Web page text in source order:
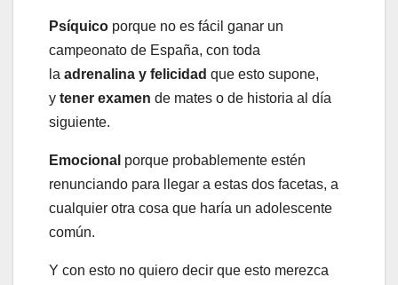
Psíquico porque no es fácil ganar un
campeonato de España, con toda
la adrenalina y felicidad que esto supone,
y tener examen de mates o de historia al día
siguiente.
Emocional porque probablemente estén
renunciando para llegar a estas dos facetas, a
cualquier otra cosa que haría un adolescente
común.
Y con esto no quiero decir que esto merezca